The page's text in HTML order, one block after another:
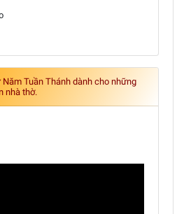
Tuần Thánh dành cho những
nhà thờ.